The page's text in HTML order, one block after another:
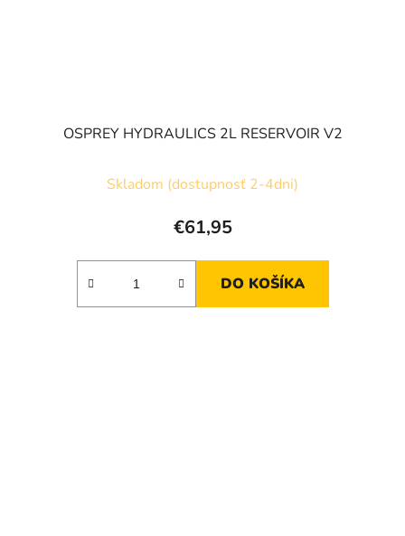
OSPREY HYDRAULICS 2L RESERVOIR V2
Skladom (dostupnosť 2-4dni)
€61,95
DO KOŠÍKA